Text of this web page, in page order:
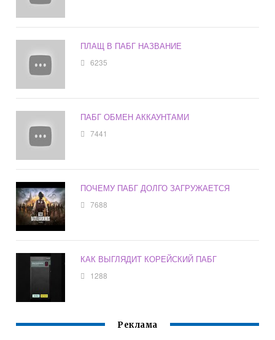
ПЛАЩ В ПАБГ НАЗВАНИЕ
6235
ПАБГ ОБМЕН АККАУНТАМИ
7441
ПОЧЕМУ ПАБГ ДОЛГО ЗАГРУЖАЕТСЯ
7688
КАК ВЫГЛЯДИТ КОРЕЙСКИЙ ПАБГ
1288
Реклама